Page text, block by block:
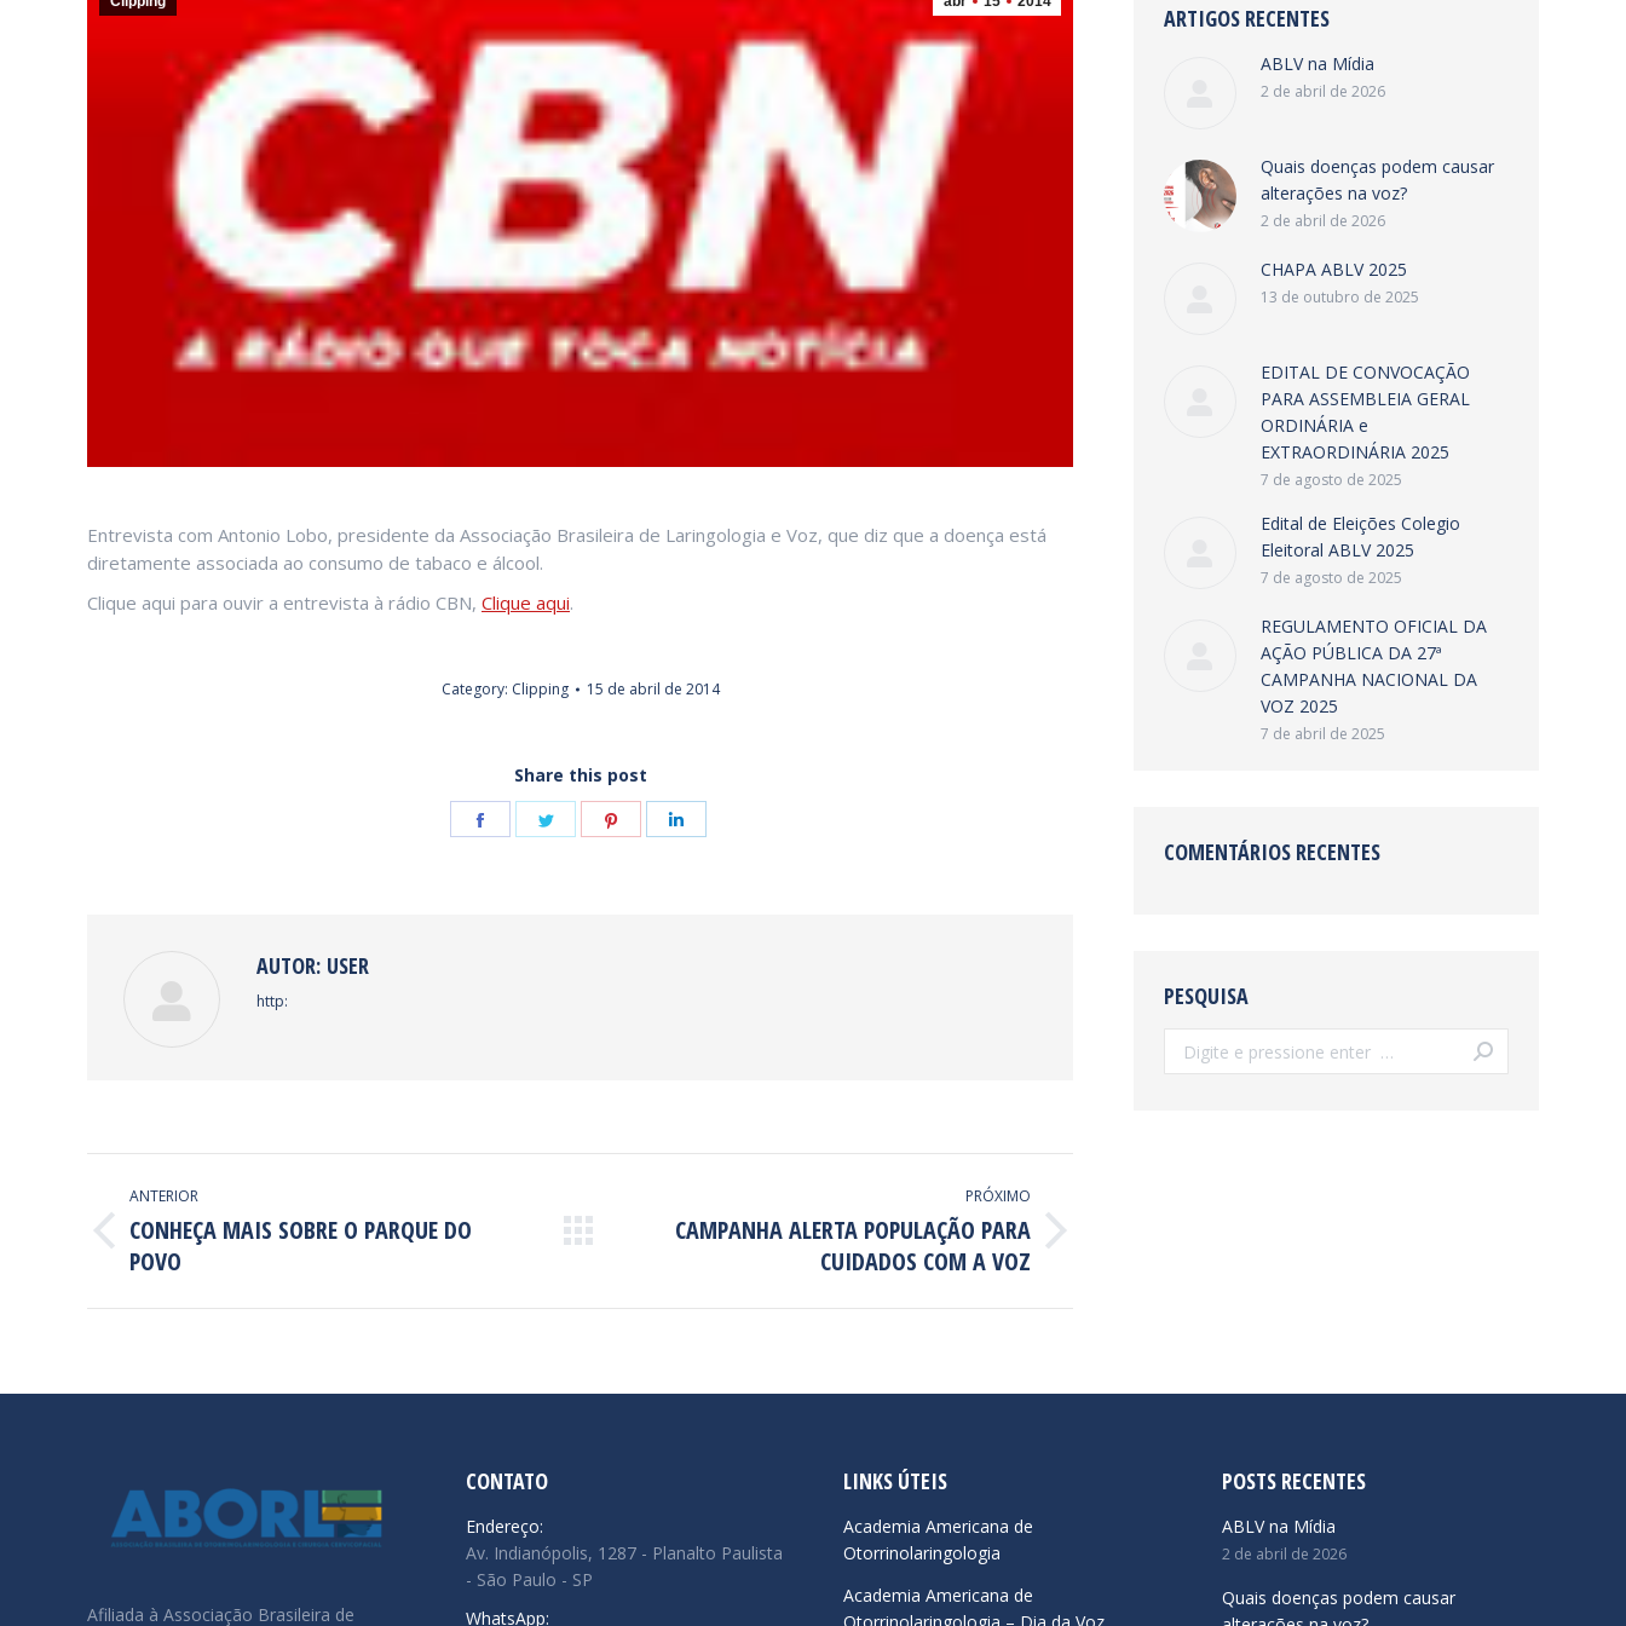
Entrevista com Antonio Lobo, presidente da Associação Brasileira de Laringologia e Voz, que diz que a doença está
diretamente associada ao consumo de tabaco e álcool.
Clique aqui para ouvir a entrevista à rádio CBN, Clique aqui.
Category: Clipping 15 de abril de 2014
Share this post
Share
Share
Share
AUTOR: USER
http:
NAVEGAÇÃO
DE
POST:
ANTERIOR
Post
anterior:
CONHEÇA MAIS SOBRE O PARQUE DO
POVO
PRÓXIMO
PróximoCAMPANHA ALERTA POPULAÇÃO PARA
CUIDADOS COM A VOZ
ARTIGOS RECENTES
ABLV na Mídia
2 de abril de 2026
Quais doenças podem causar
alterações na voz?
2 de abril de 2026
CHAPA ABLV 2025
13 de outubro de 2025
EDITAL DE CONVOCAÇÃO
PARA ASSEMBLEIA GERAL
ORDINÁRIA e
EXTRAORDINÁRIA 2025
7 de agosto de 2025
Edital de Eleições Colegio
Eleitoral ABLV 2025
7 de agosto de 2025
REGULAMENTO OFICIAL DA
AÇÃO PÚBLICA DA 27ª
CAMPANHA NACIONAL DA
VOZ 2025
7 de abril de 2025
COMENTÁRIOS RECENTES
PESQUISA
Search:
Afiliada à Associação Brasileira de
CONTATO
Endereço:
Av. Indianópolis, 1287 - Planalto Paulista
- São Paulo - SP
WhatsApp:
LINKS ÚTEIS
Academia Americana de
Otorrinolaringologia
Academia Americana de
Otorrinolaringologia – Dia da Voz
POSTS RECENTES
ABLV na Mídia
2 de abril de 2026
Quais doenças podem causar